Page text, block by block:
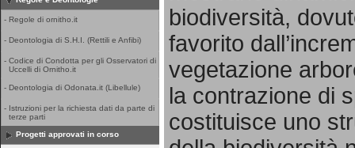
- Regole di ornitho.it
- Deontologia di S.H.I. (Rettili e Anfibi)
- Codice di Condotta per gli Osservatori di
Uccelli di Ornitho.it
- Deontologia di Odonata.it (Libellule)
- Istruzioni per la richiesta dati da parte di
terze parti
Progetti approvati in corso
biodiversità,
favorito
vegetazione
la contrazione di
costituisce uno